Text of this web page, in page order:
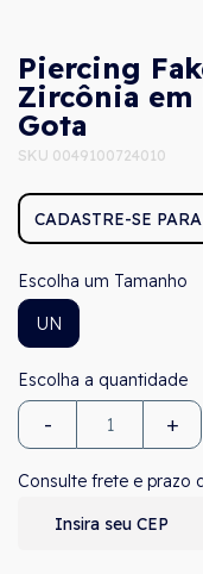
Piercing
Zircônia em
Gota
SKU 0049100724010
CADASTRE-SE
Tamanho
UN
- +
Consulte frete e prazo